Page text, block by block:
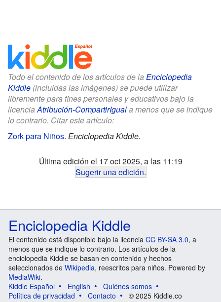
Todo el contenido de los artículos de la Enciclopedia
Kiddle (incluidas las imágenes) se puede utilizar
libremente para fines personales y educativos bajo la
licenciaAtribución-CompartirIguala menos que se indique
lo contrario. Citar este artículo:
Zork para Niños. Enciclopedia Kiddle.
Última edición el 17 oct 2025, a las 11:19
Sugerir una edición.
Enciclopedia Kiddle
El contenido está disponible bajo la licencia CC BY-SA 3.0, a
menos que se indique lo contrario. Los artículos de la
enciclopedia Kiddle se basan en contenido y hechos
seleccionados de Wikipedia, reescritos para niños. Powered by
MediaWiki.
Kiddle Español
English
Quiénes somos
Política de privacidad
Contacto © 2025 Kiddle.co